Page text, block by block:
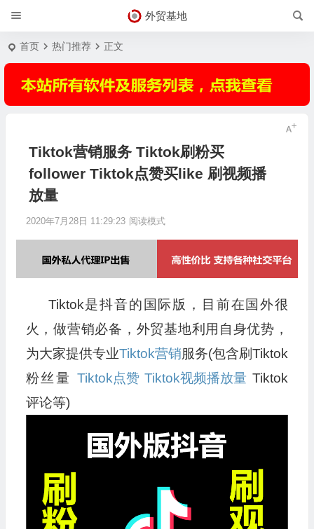
外贸基地
首页 热门推荐 正文
Tiktok营销服务 Tiktok刷粉买
follower Tiktok点赞买like 刷视频播
放量
2020年7月28日 11:29:23 阅读模式
Tiktok是抖音的国际版，目前在国外很
火，做营销必备，外贸基地利用自身优势，
为大家提供专业Tiktok营销服务(包含刷Tiktok
粉丝量 Tiktok点赞 Tiktok视频播放量 Tiktok
评论等)